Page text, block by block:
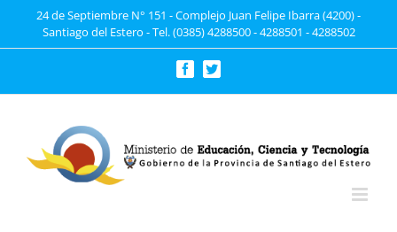
24 de Septiembre N° 151 - Complejo Juan Felipe Ibarra (4200) -
Santiago del Estero - Tel. (0385) 4288500 - 4288501 - 4288502
FacebookTwitter